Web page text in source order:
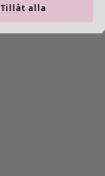
Tillåt alla